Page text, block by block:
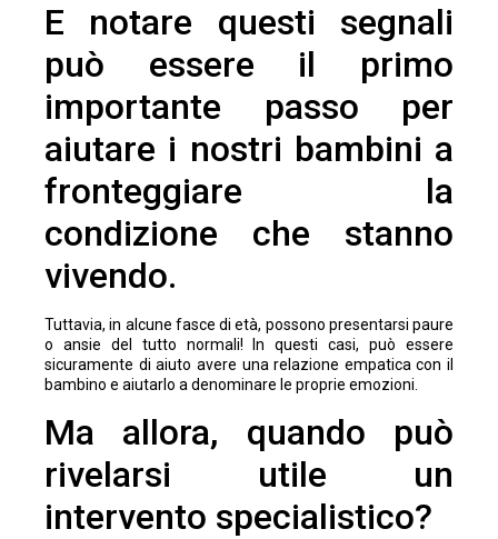
E notare questi segnali
può essere il primo
importante passo per
aiutare i nostri bambini a
fronteggiare la
condizione che stanno
vivendo.
Tuttavia, in alcune fasce di età, possono presentarsi paure
o ansie del tutto normali! In questi casi, può essere
sicuramente di aiuto avere una relazione empatica con il
bambino e aiutarlo a denominare le proprie emozioni.
Ma allora, quando può
rivelarsi utile un
intervento specialistico?